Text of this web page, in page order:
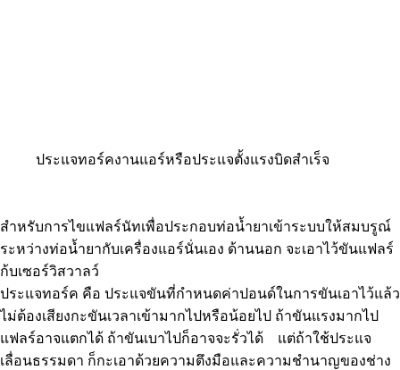
ประแจทอร์คงานแอร์หรือประแจตั้งแรงบิดสำเร็จ
สำหรับการไขแฟลร์นัทเพื่อประกอบท่อน้ำยาเข้าระบบให้สมบรูณ์
ระหว่างท่อน้ำยากับเครื่องแอร์นั่นเอง ด้านนอก จะเอาไว้ขันแฟลร์
ก้บเซอร์วิสวาลว์
ประแจทอร์ค คือ ประแจขันที่กำหนดค่าปอนด์ในการขันเอาไว้แล้ว
ไม่ต้องเสียงกะขันเวลาเข้ามากไปหรือน้อยไป ถ้าขันแรงมากไป
แฟลร์อาจแตกได้ ถ้าขันเบาไปก็อาจจะรั่วได้ แต่ถ้าใช้ประแจ
เลื่อนธรรมดา ก็กะเอาด้วยความตึงมือและความชำนาญของช่าง